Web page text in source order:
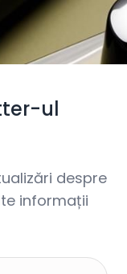
ul
despre
informații